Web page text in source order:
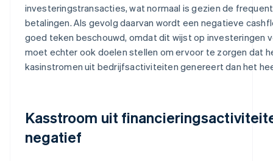
investeringstransacties, wat normaal is gezien de
betalingen. Als gevolg daarvan wordt een negatieve
goed teken beschouwd, omdat dit wijst op investeringen
moet echter ook doelen stellen om ervoor te zorgen dat
kasinstromen uit bedrijfsactiviteiten genereert dan het
Kasstroom uit
negatief